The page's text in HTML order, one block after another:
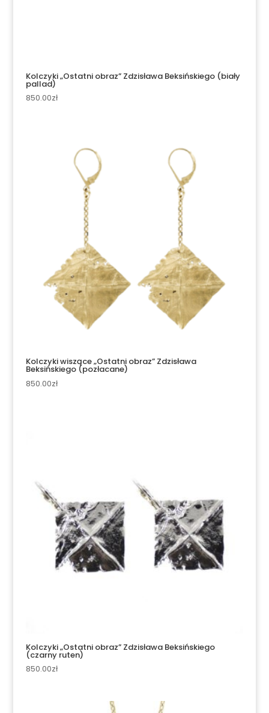
Kolczyki „Ostatni obraz” Zdzisława Beksińskiego (biały
pallad)
850.00zł
Kolczyki wiszące „Ostatni obraz” Zdzisława
Beksińskiego (pozłacane)
850.00zł
Kolczyki „Ostatni obraz” Zdzisława Beksińskiego
(czarny ruten)
850.00zł